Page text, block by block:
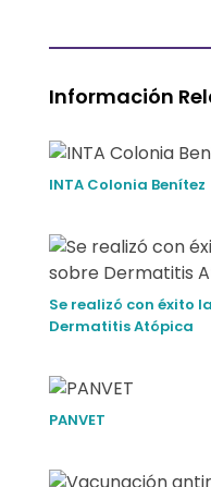
u
e
o
Información
INTA Colonia Benítez
Se realizó con éxito
Dermatitis Atópica
PANVET